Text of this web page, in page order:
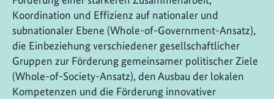
Koordination und Effizienz auf nationaler und
subnationaler Ebene (Whole-of-Government-Ansatz),
die Einbeziehung verschiedener gesellschaftlicher
Gruppen zur Förderung gemeinsamer politischer Ziele
(Whole-of-Society-Ansatz), den Ausbau der lokalen
Kompetenzen und die Förderung innovativer